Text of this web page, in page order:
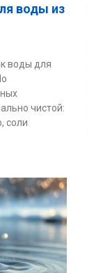
воды из
воды для
чистой:
соли